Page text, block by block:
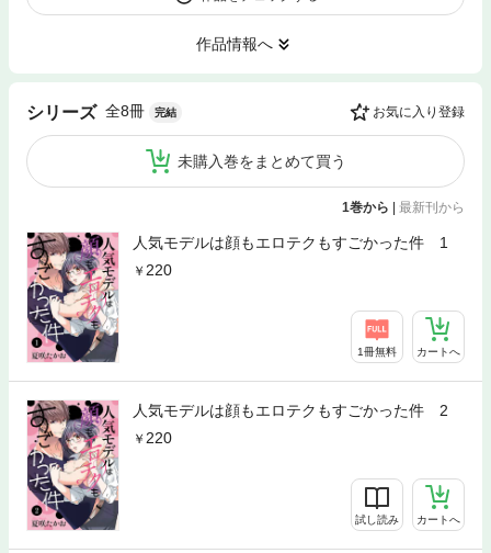
作品情報へ
シリーズ 全8冊 完結 お気に入り登録
未購入巻をまとめて買う
1巻から | 最新刊から
人気モデルは顔もエロテクもすごかった件 1
220
1冊無料 カートへ
人気モデルは顔もエロテクもすごかった件 2
220
試し読み カートへ